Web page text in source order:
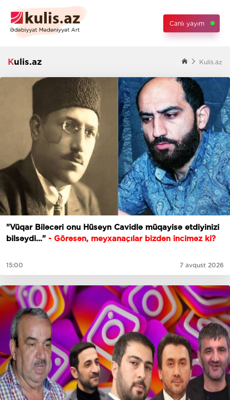
Canlı yayım
Kulis.az Kulis.az
"Vüqar Biləcəri onu Hüseyn Cavidlə müqayisə etdiyinizi
bilsəydi..." - Görəsən, meyxanaçılar bizdən inciməz ki?
15:00 7 avqust 2026